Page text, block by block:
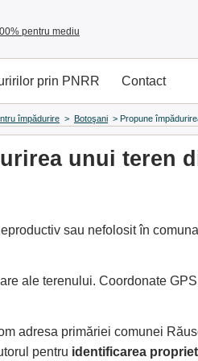
pentru mediu
prin PNRR Contact
împădurire > Botoşani > Propune
unui teren
sau nefolosit în
ale terenului. Coordonate
adresa primăriei comunei
pentru identificarea